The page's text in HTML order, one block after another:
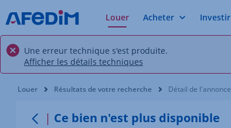
Louer Acheter Investir
Une erreur technique s'est produite.
Afficher les détails techniques
Vous êtes ici:
Louer Résultats de votre recherche Détail de l'annonce
Ce bien n'est plus disponible